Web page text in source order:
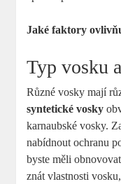
Jaké faktory
Typ vosku
Různé vosky mají
syntetické vosky
karnaubské vosky.
nabídnout ochranu
byste měli
znát vlastnosti